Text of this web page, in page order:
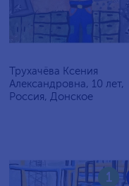
Трухачёва Ксения
Александровна, 10 лет,
Россия, Донское
1